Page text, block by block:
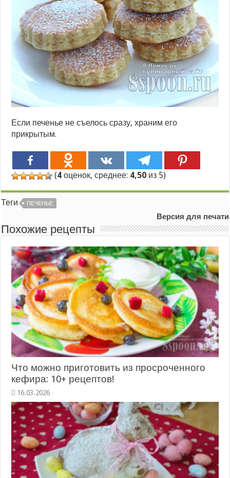
Если печенье не съелось сразу, храним его
прикрытым.
(4 оценок, среднее: 4,50 из 5)
Теги ПЕЧЕНЬЕ
Версия для печати
Похожие рецепты
Что можно приготовить из просроченного
кефира: 10+ рецептов!